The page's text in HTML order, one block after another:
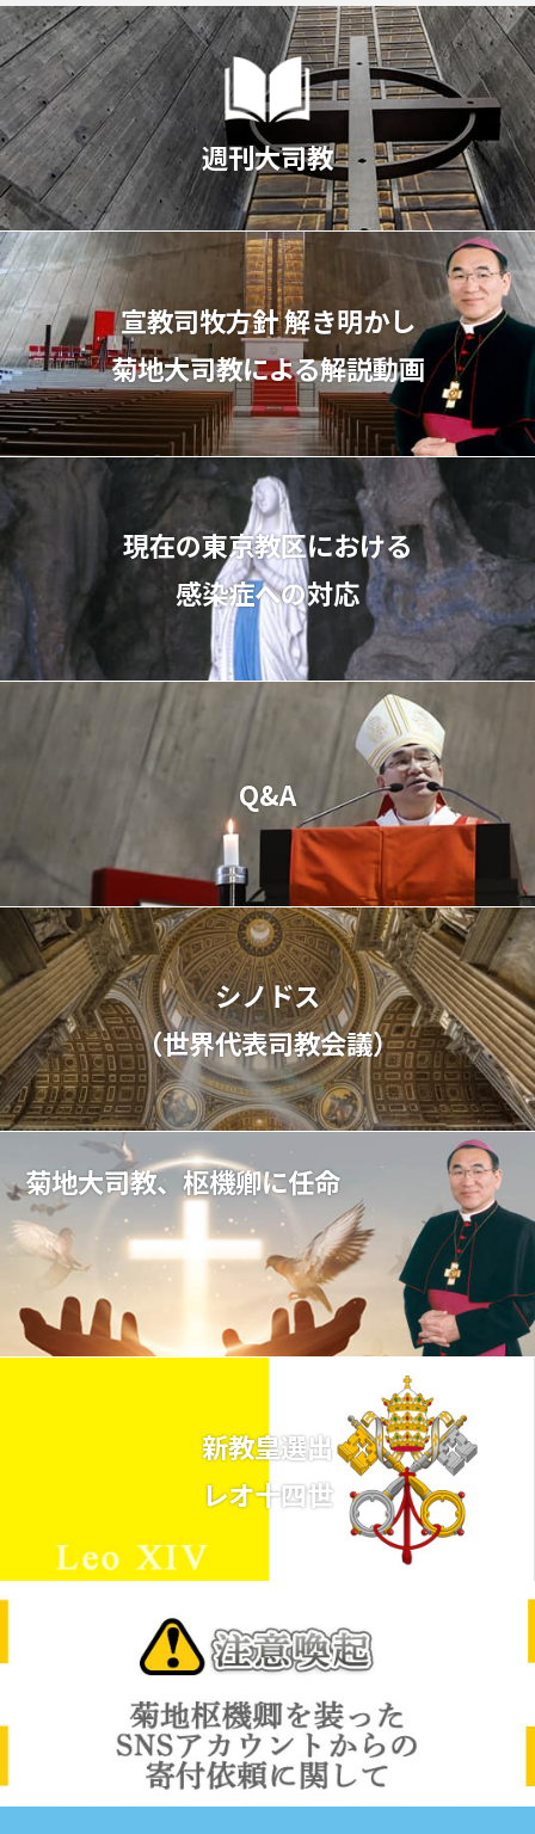
週刊大司教
宣教司牧⽅針 解き明かし
菊地⼤司教による解説動画
現在の東京教区における
感染症への対応
Q&A
シノドス
（世界代表司教会議）
菊地大司教、枢機卿に任命
新教皇選出
レオ十四世